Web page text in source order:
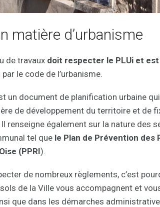
matière d’urbanisme
de travaux doit respecter le PLUi et
le code de l’urbanisme.
un document de planification urbaine
de développement du territoire et de
renseigne également sur la nature des
tel que le Plan de Prévention des
(PPRI).
de nombreux règlements, c’est
de la Ville vous accompagnent et
que dans les démarches